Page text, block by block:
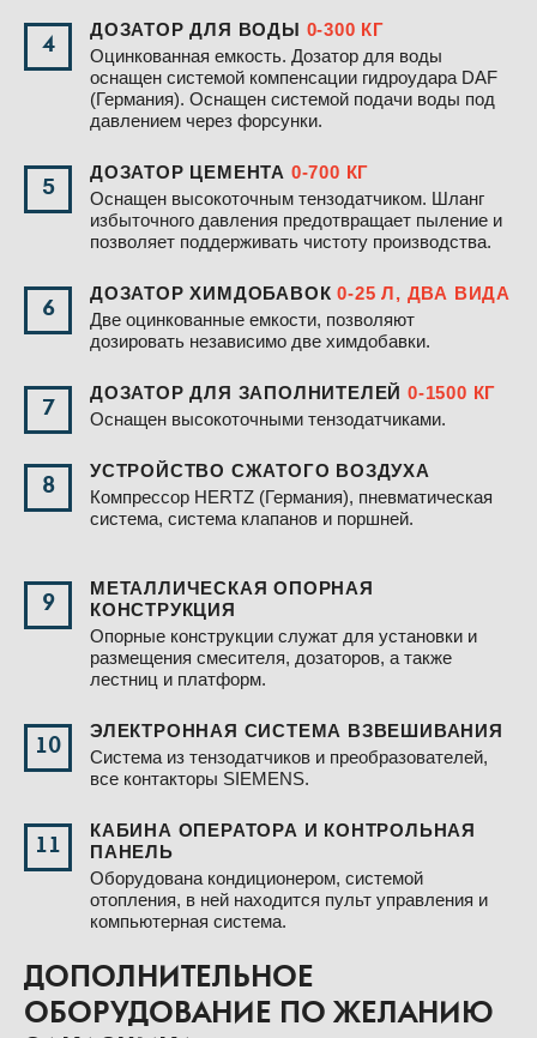
4
ДОЗАТОР ДЛЯ ВОДЫ 0-300 КГ
Оцинкованная емкость. Дозатор для воды
оснащен системой компенсации гидроудара DAF
(Германия). Оснащен системой подачи воды под
давлением через форсунки.
5
ДОЗАТОР ЦЕМЕНТА 0-700 КГ
Оснащен высокоточным тензодатчиком. Шланг
избыточного давления предотвращает пыление и
позволяет поддерживать чистоту производства.
6
ДОЗАТОР ХИМДОБАВОК0-25 Л, ДВА ВИДА
Две оцинкованные емкости, позволяют
дозировать независимо две химдобавки.
7
ДОЗАТОР ДЛЯ ЗАПОЛНИТЕЛЕЙ0-1500 КГ
Оснащен высокоточными тензодатчиками.
8
УСТРОЙСТВО СЖАТОГО ВОЗДУХА
Компрессор HERTZ (Германия), пневматическая
система, система клапанов и поршней.
9
МЕТАЛЛИЧЕСКАЯ ОПОРНАЯ
КОНСТРУКЦИЯ
Опорные конструкции служат для установки и
размещения смесителя, дозаторов, а также
лестниц и платформ.
10
ЭЛЕКТРОННАЯ СИСТЕМА ВЗВЕШИВАНИЯ
Система из тензодатчиков и преобразователей,
все контакторы SIEMENS.
11
КАБИНА ОПЕРАТОРА И КОНТРОЛЬНАЯ
ПАНЕЛЬ
Оборудована кондиционером, системой
отопления, в ней находится пульт управления и
компьютерная система.
ДОПОЛНИТЕЛЬНОЕ
ОБОРУДОВАНИЕ ПО ЖЕЛАНИЮ